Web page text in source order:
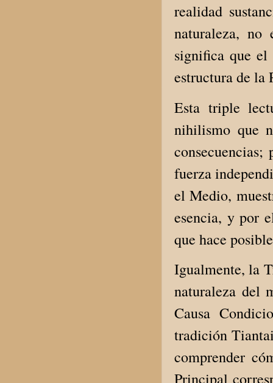
realidad
naturaleza, no
significa que el
estructura de la
Esta triple
nihilismo que
fuerza
el Medio,
esencia, y por
que hace
Igualmente, la
naturaleza del
Causa
tradición
comprender
Principal